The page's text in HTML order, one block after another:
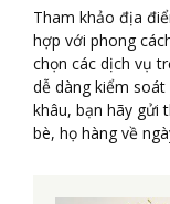
Tham khảo địa
hợp với phong
chọn các dịch vụ
dễ dàng kiểm
khâu, bạn hãy gửi
bè, họ hàng về